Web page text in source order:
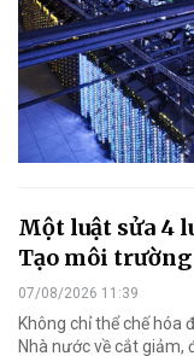
Một luật sửa 4
Tạo môi
07/08/2026 11:39
Không chỉ thể chế hóa
Nhà nước về cắt giảm,